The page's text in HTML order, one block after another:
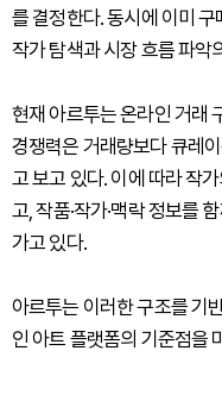
를 결정한다. 동시에 이미
작가 탐색과 시장 흐름 파악
현재 아르투는 온라인 거래
경쟁력은 거래량보다 큐레
고 보고 있다. 이에 따라 작
고, 작품·작가·맥락 정보를
가고 있다.
아르투는 이러한 구조를 기
인 아트 플랫폼의 기준점을